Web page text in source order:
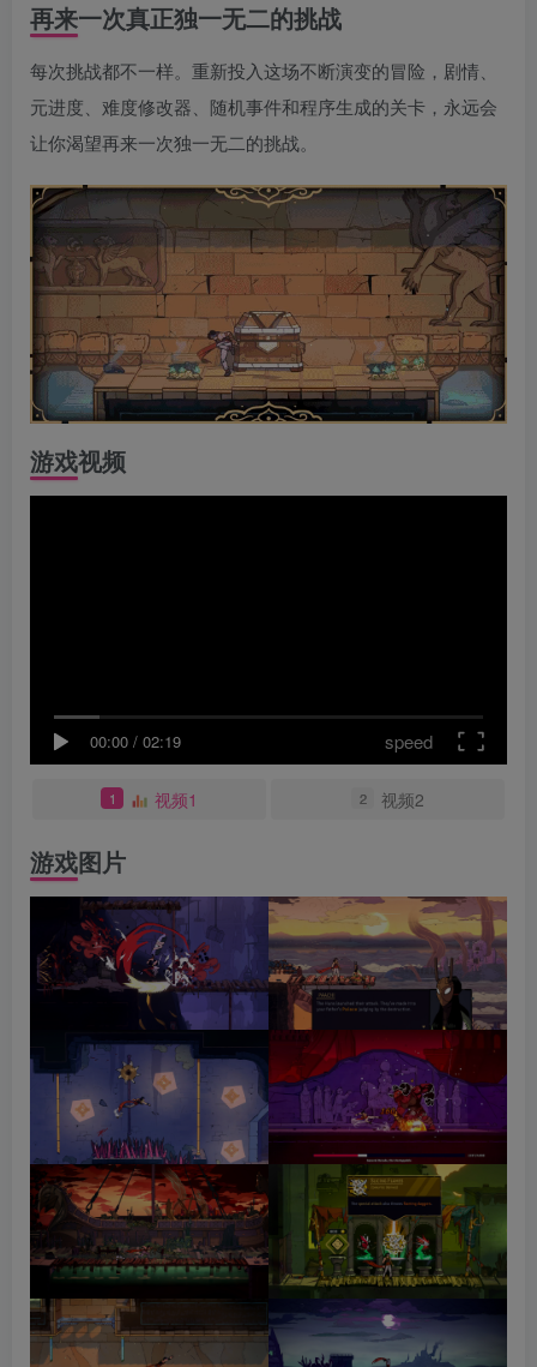
再来一次真正独一无二的挑战
每次挑战都不一样。重新投入这场不断演变的冒险，剧情、
元进度、难度修改器、随机事件和程序生成的关卡，永远会
让你渴望再来一次独一无二的挑战。
游戏视频
00:00 / 02:19 speed
1 视频1 2 视频2
游戏图片